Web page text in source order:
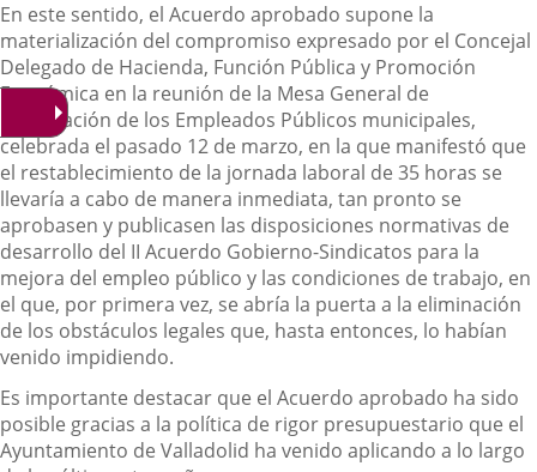
En este sentido, el Acuerdo aprobado supone la
materialización del compromiso expresado por el Concejal
Delegado de Hacienda, Función Pública y Promoción
Económica en la reunión de la Mesa General de
Negociación de los Empleados Públicos municipales,
celebrada el pasado 12 de marzo, en la que manifestó que
el restablecimiento de la jornada laboral de 35 horas se
llevaría a cabo de manera inmediata, tan pronto se
aprobasen y publicasen las disposiciones normativas de
desarrollo del II Acuerdo Gobierno-Sindicatos para la
mejora del empleo público y las condiciones de trabajo, en
el que, por primera vez, se abría la puerta a la eliminación
de los obstáculos legales que, hasta entonces, lo habían
venido impidiendo.
Es importante destacar que el Acuerdo aprobado ha sido
posible gracias a la política de rigor presupuestario que el
Ayuntamiento de Valladolid ha venido aplicando a lo largo